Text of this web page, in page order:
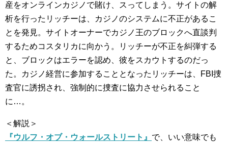
産をオンラインカジノで賭け、スってしまう。サイトの解
析を行ったリッチーは、カジノのシステムに不正があるこ
とを発見。サイトオーナーでカジノ王のブロックへ直談判
するためコスタリカに向かう。リッチーが不正を糾弾する
と、ブロックはエラーを認め、彼をスカウトするのだっ
た。カジノ経営に参加することとなったリッチーは、FBI捜
査官に誘拐され、強制的に捜査に協力させられること
に…。
＜解説＞
『ウルフ・オブ・ウォールストリート』 で、いい意味でも